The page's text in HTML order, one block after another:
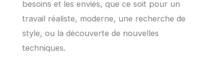
besoins et les envies, que ce soit pour un
travail réaliste, moderne, une recherche de
style, ou la découverte de nouvelles
techniques.